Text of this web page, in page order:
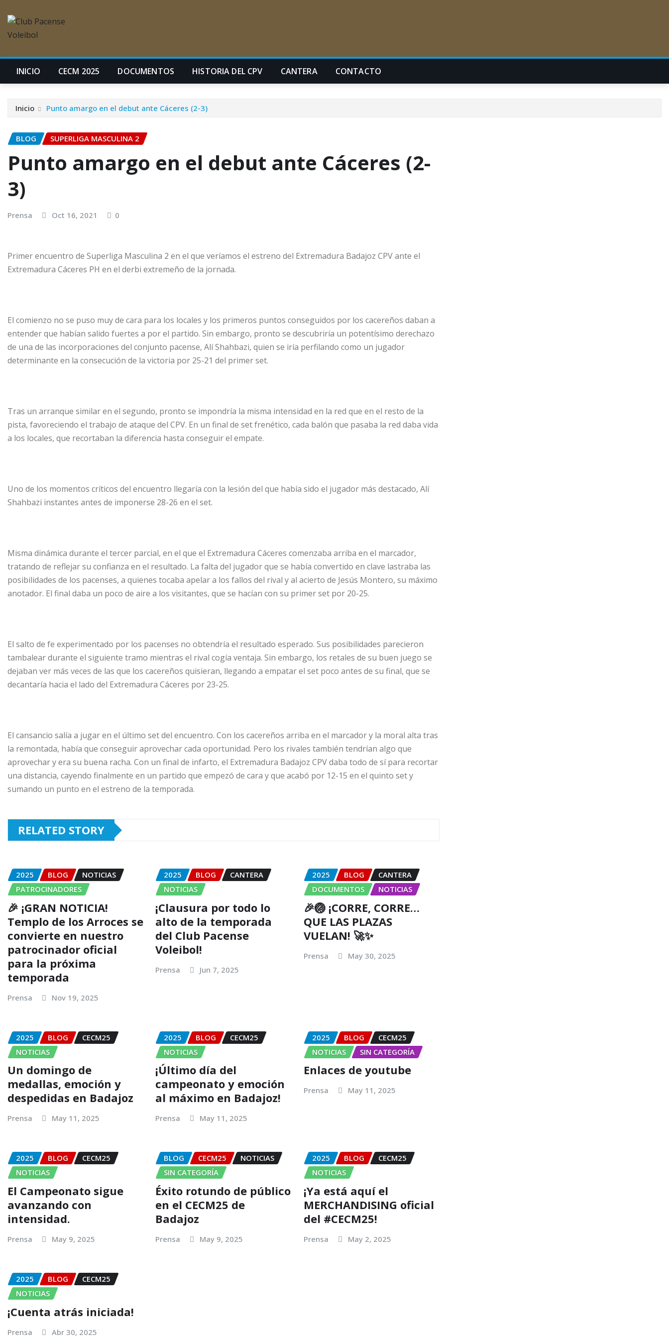
INICIO CECM 2025 DOCUMENTOS HISTORIA DEL CPV CANTERA CONTACTO
Inicio Punto amargo en el debut ante Cáceres (2-3)
BLOG SUPERLIGA MASCULINA 2
Punto amargo en el debut ante Cáceres (2-
3)
Prensa Oct 16, 2021 0
Primer encuentro de Superliga Masculina 2 en el que veríamos el estreno del Extremadura Badajoz CPV ante el
Extremadura Cáceres PH en el derbi extremeño de la jornada.
El comienzo no se puso muy de cara para los locales y los primeros puntos conseguidos por los cacereños daban a
entender que habían salido fuertes a por el partido. Sin embargo, pronto se descubriría un potentísimo derechazo
de una de las incorporaciones del conjunto pacense, Alí Shahbazi, quien se iría perfilando como un jugador
determinante en la consecución de la victoria por 25-21 del primer set.
Tras un arranque similar en el segundo, pronto se impondría la misma intensidad en la red que en el resto de la
pista, favoreciendo el trabajo de ataque del CPV. En un final de set frenético, cada balón que pasaba la red daba vida
a los locales, que recortaban la diferencia hasta conseguir el empate.
Uno de los momentos críticos del encuentro llegaría con la lesión del que había sido el jugador más destacado, Alí
Shahbazi instantes antes de imponerse 28-26 en el set.
Misma dinámica durante el tercer parcial, en el que el Extremadura Cáceres comenzaba arriba en el marcador,
tratando de reflejar su confianza en el resultado. La falta del jugador que se había convertido en clave lastraba las
posibilidades de los pacenses, a quienes tocaba apelar a los fallos del rival y al acierto de Jesús Montero, su máximo
anotador. El final daba un poco de aire a los visitantes, que se hacían con su primer set por 20-25.
El salto de fe experimentado por los pacenses no obtendría el resultado esperado. Sus posibilidades parecieron
tambalear durante el siguiente tramo mientras el rival cogía ventaja. Sin embargo, los retales de su buen juego se
dejaban ver más veces de las que los cacereños quisieran, llegando a empatar el set poco antes de su final, que se
decantaría hacia el lado del Extremadura Cáceres por 23-25.
El cansancio salía a jugar en el último set del encuentro. Con los cacereños arriba en el marcador y la moral alta tras
la remontada, había que conseguir aprovechar cada oportunidad. Pero los rivales también tendrían algo que
aprovechar y era su buena racha. Con un final de infarto, el Extremadura Badajoz CPV daba todo de sí para recortar
una distancia, cayendo finalmente en un partido que empezó de cara y que acabó por 12-15 en el quinto set y
sumando un punto en el estreno de la temporada.
RELATED STORY
2025 BLOG
NOTICIAS
PATROCINADORES
🎉 ¡GRAN NOTICIA!
Templo de los Arroces se
convierte en nuestro
patrocinador oficial
para la próxima
temporada
Prensa Nov 19, 2025
2025 BLOG
CANTERA
NOTICIAS
¡Clausura por todo lo
alto de la temporada
del Club Pacense
Voleibol!
Prensa Jun 7, 2025
2025 BLOG
CANTERA
DOCUMENTOS
NOTICIAS
🎉🏐 ¡CORRE, CORRE…
QUE LAS PLAZAS
VUELAN! 🚀✨
Prensa May 30, 2025
2025 BLOG
CECM25
NOTICIAS
Un domingo de
medallas, emoción y
despedidas en Badajoz
Prensa May 11, 2025
2025 BLOG
CECM25
NOTICIAS
¡Último día del
campeonato y emoción
al máximo en Badajoz!
Prensa May 11, 2025
2025 BLOG
CECM25
NOTICIAS
SIN CATEGORÍA
Enlaces de youtube
Prensa May 11, 2025
2025 BLOG
CECM25
NOTICIAS
El Campeonato sigue
avanzando con
intensidad.
Prensa May 9, 2025
BLOG CECM25
NOTICIAS
SIN CATEGORÍA
Éxito rotundo de público
en el CECM25 de
Badajoz
Prensa May 9, 2025
2025 BLOG
CECM25
NOTICIAS
¡Ya está aquí el
MERCHANDISING oficial
del #CECM25!
Prensa May 2, 2025
2025 BLOG
CECM25
NOTICIAS
¡Cuenta atrás iniciada!
Prensa Abr 30, 2025